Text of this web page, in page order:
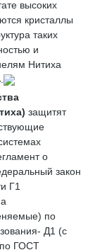
высоких
кристаллы
таких
и
Нитиха
защитят
о
закон
Г1
по
Д1 (с
ГОСТ